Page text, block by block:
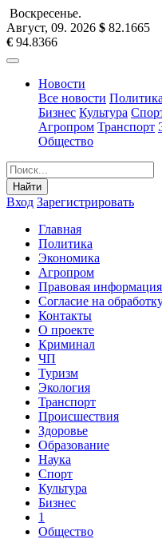
Воскресенье.
Август, 09. 2026 $ 82.1665
€ 94.8366
Новости
Все новости Политика
Бизнес Культура
Агропром Транспорт
Общество
Найти
Вход Зарегистрировать
Главная
Политика
Экономика
Агропром
Правовая информация
Согласие на
Контакты
О проекте
Криминал
ЧП
Туризм
Экология
Транспорт
Происшествия
Здоровье
Образование
Наука
Спорт
Культура
Бизнес
1
Общество